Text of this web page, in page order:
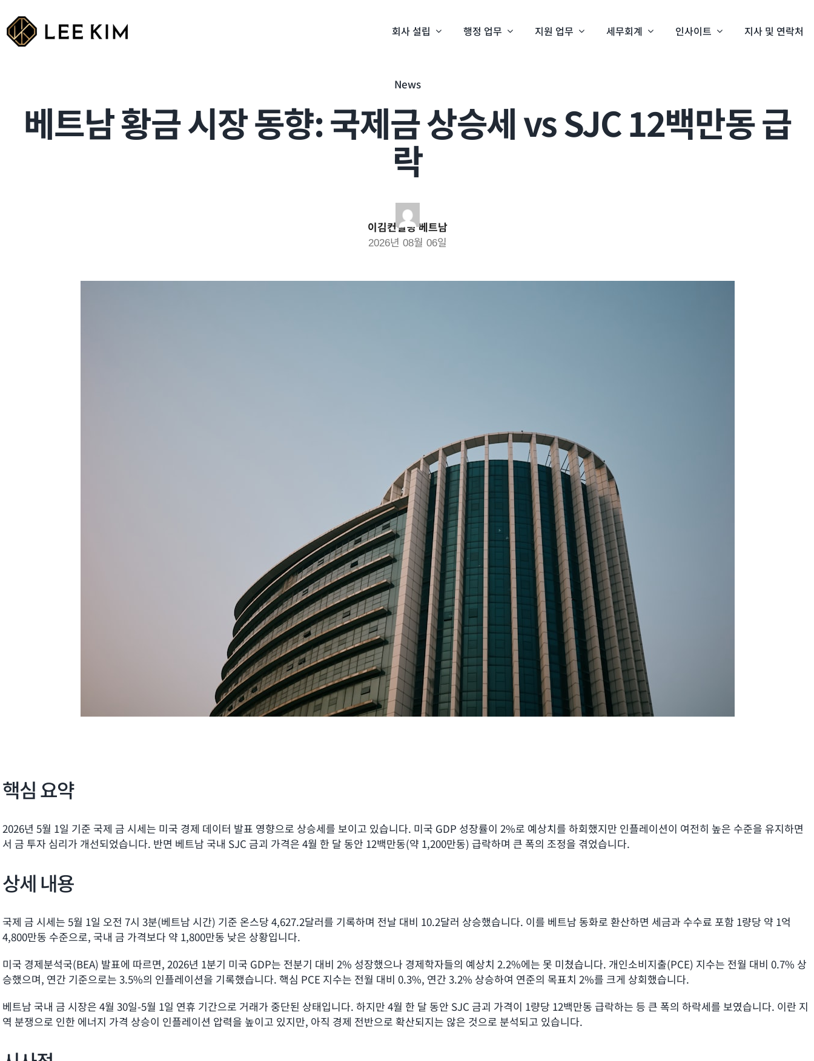
to
content
회사 설립 행정 업무 지원 업무 세무회계 인사이트 지사 및 연락처
News
베트남 황금 시장 동향: 국제금 상승세 vs SJC 12백만동 급
락
이김컨설팅 베트남
2026년 08월 06일
핵심 요약
2026년 5월 1일 기준 국제 금 시세는 미국 경제 데이터 발표 영향으로 상승세를 보이고 있습니다. 미국 GDP 성장률이 2%로 예상치를 하회했지만 인플레이션이 여전히 높은 수준을 유지하면
서 금 투자 심리가 개선되었습니다. 반면 베트남 국내 SJC 금괴 가격은 4월 한 달 동안 12백만동(약 1,200만동) 급락하며 큰 폭의 조정을 겪었습니다.
상세 내용
국제 금 시세는 5월 1일 오전 7시 3분(베트남 시간) 기준 온스당 4,627.2달러를 기록하며 전날 대비 10.2달러 상승했습니다. 이를 베트남 동화로 환산하면 세금과 수수료 포함 1량당 약 1억
4,800만동 수준으로, 국내 금 가격보다 약 1,800만동 낮은 상황입니다.
미국 경제분석국(BEA) 발표에 따르면, 2026년 1분기 미국 GDP는 전분기 대비 2% 성장했으나 경제학자들의 예상치 2.2%에는 못 미쳤습니다. 개인소비지출(PCE) 지수는 전월 대비 0.7% 상
승했으며, 연간 기준으로는 3.5%의 인플레이션을 기록했습니다. 핵심 PCE 지수는 전월 대비 0.3%, 연간 3.2% 상승하여 연준의 목표치 2%를 크게 상회했습니다.
베트남 국내 금 시장은 4월 30일-5월 1일 연휴 기간으로 거래가 중단된 상태입니다. 하지만 4월 한 달 동안 SJC 금괴 가격이 1량당 12백만동 급락하는 등 큰 폭의 하락세를 보였습니다. 이란 지
역 분쟁으로 인한 에너지 가격 상승이 인플레이션 압력을 높이고 있지만, 아직 경제 전반으로 확산되지는 않은 것으로 분석되고 있습니다.